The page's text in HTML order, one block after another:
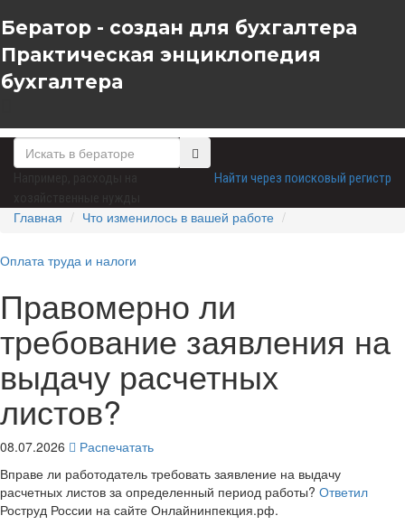
Бератор - создан для бухгалтера
Практическая энциклопедия
бухгалтера
Найти через поисковый регистр
Главная Что изменилось в вашей работе
Оплата труда и налоги
Правомерно ли
требование заявления на
выдачу расчетных
листов?
08.07.2026
Распечатать
Вправе ли работодатель требовать заявление на выдачу
расчетных листов за определенный период работы? Ответил
Роструд России на сайте Онлайнинпекция.рф.